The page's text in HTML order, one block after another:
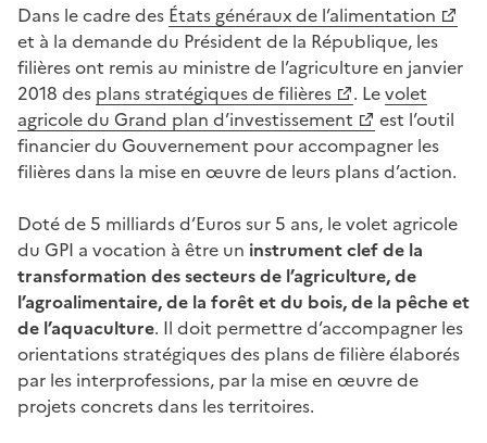
Dans le cadre des États généraux de l’alimentation
et à la demande du Président de la République, les
filières ont remis au ministre de l’agriculture en janvier
2018 des plans stratégiques de filières . Levolet
agricole du Grand plan d’investissement
est l’outil
financier du Gouvernement pour accompagner les
filières dans la mise en œuvre de leurs plans d’action.
Doté de 5 milliards d’Euros sur 5 ans, le volet agricole
du GPI a vocation à être un instrument clef de la
transformation des secteurs de l’agriculture, de
l’agroalimentaire, de la forêt et du bois, de la pêche et
de l’aquaculture. Il doit permettre d’accompagner les
orientations stratégiques des plans de filière élaborés
par les interprofessions, par la mise en œuvre de
projets concrets dans les territoires.